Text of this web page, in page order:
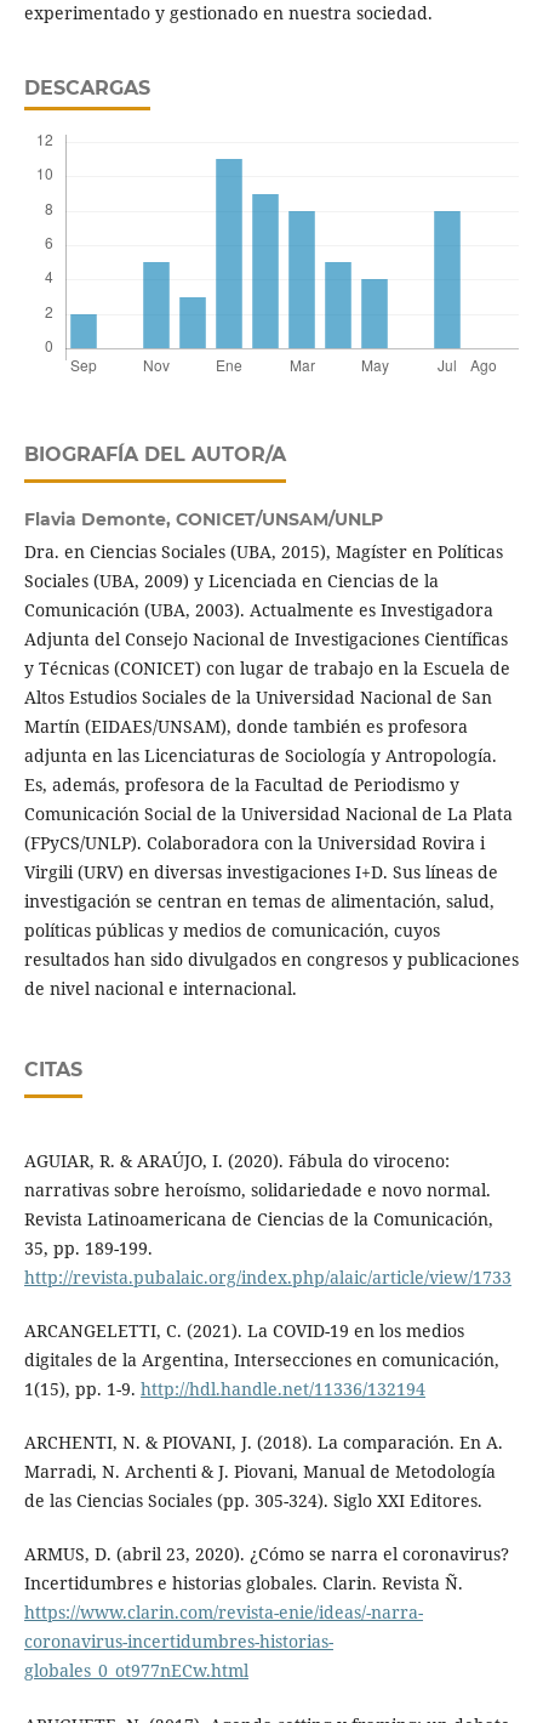
experimentado y gestionado en nuestra sociedad.
DESCARGAS
BIOGRAFÍA DEL AUTOR/A
Flavia Demonte, CONICET/UNSAM/UNLP
Dra. en Ciencias Sociales (UBA, 2015), Magíster en Políticas
Sociales (UBA, 2009) y Licenciada en Ciencias de la
Comunicación (UBA, 2003). Actualmente es Investigadora
Adjunta del Consejo Nacional de Investigaciones Científicas
y Técnicas (CONICET) con lugar de trabajo en la Escuela de
Altos Estudios Sociales de la Universidad Nacional de San
Martín (EIDAES/UNSAM), donde también es profesora
adjunta en las Licenciaturas de Sociología y Antropología.
Es, además, profesora de la Facultad de Periodismo y
Comunicación Social de la Universidad Nacional de La Plata
(FPyCS/UNLP). Colaboradora con la Universidad Rovira i
Virgili (URV) en diversas investigaciones I+D. Sus líneas de
investigación se centran en temas de alimentación, salud,
políticas públicas y medios de comunicación, cuyos
resultados han sido divulgados en congresos y publicaciones
de nivel nacional e internacional.
CITAS
AGUIAR, R. & ARAÚJO, I. (2020). Fábula do viroceno:
narrativas sobre heroísmo, solidariedade e novo normal.
Revista Latinoamericana de Ciencias de la Comunicación,
35, pp. 189-199.
http://revista.pubalaic.org/index.php/alaic/article/view/1733
ARCANGELETTI, C. (2021). La COVID-19 en los medios
digitales de la Argentina, Intersecciones en comunicación,
1(15), pp. 1-9. http://hdl.handle.net/11336/132194
ARCHENTI, N. & PIOVANI, J. (2018). La comparación. En A.
Marradi, N. Archenti & J. Piovani, Manual de Metodología
de las Ciencias Sociales (pp. 305-324). Siglo XXI Editores.
ARMUS, D. (abril 23, 2020). ¿Cómo se narra el coronavirus?
Incertidumbres e historias globales. Clarin. Revista Ñ.
https://www.clarin.com/revista-enie/ideas/-narra-
coronavirus-incertidumbres-historias-
globales_0_ot977nECw.html